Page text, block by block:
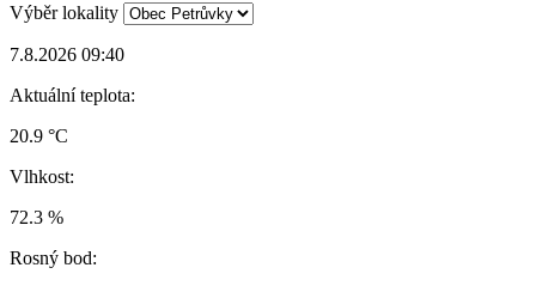
Výběr lokality
7.8.2026 09:40
Aktuální teplota:
20.9 °C
Vlhkost:
72.3 %
Rosný bod: